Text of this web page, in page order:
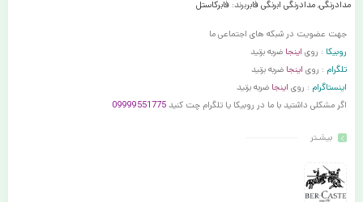
مدادرنگی,مدادرنگی ابرنگی فابربرند: فابرکاستل
جهت عضویت در شبکه های اجتماعی ما
روبیکا : روی اینجا ضربه بزنید
تلگرام : روی اینجا ضربه بزنید
اینستاگرام : روی اینجا ضربه بزنید
اگر مشکلی داشتید با ما در روبیکا یا تلگرام چت کنید09999551775
بیشـتر